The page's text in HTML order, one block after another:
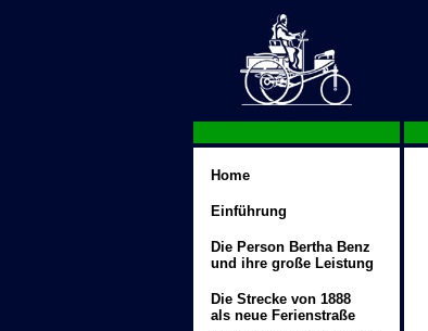
Home
Einführung
Die Person Bertha Benz
und ihre große Leistung
Die Strecke von 1888
als neue Ferienstraße